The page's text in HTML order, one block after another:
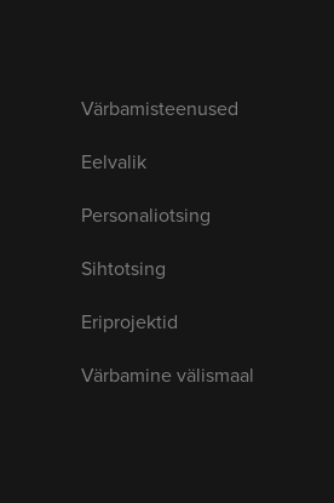
Värbamisteenused
Eelvalik
Personaliotsing
Sihtotsing
Eriprojektid
Värbamine välismaal